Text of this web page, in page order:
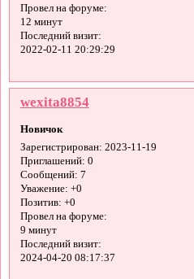
Провел на форуме:
12 минут
Последний визит:
2022-02-11 20:29:29
wexita8854
Новичок
Зарегистрирован: 2023-11-19
Приглашений: 0
Сообщений: 7
Уважение: +0
Позитив: +0
Провел на форуме:
9 минут
Последний визит:
2024-04-20 08:17:37